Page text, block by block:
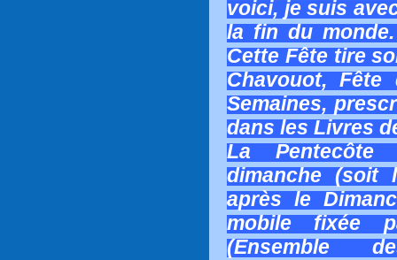
voici, je suis
la fin du monde.
Cette Fête tire
Chavouot,
Semaines,
dans les Livres
La
dimanche (soit
après le
mobile fixée
(Ensemble